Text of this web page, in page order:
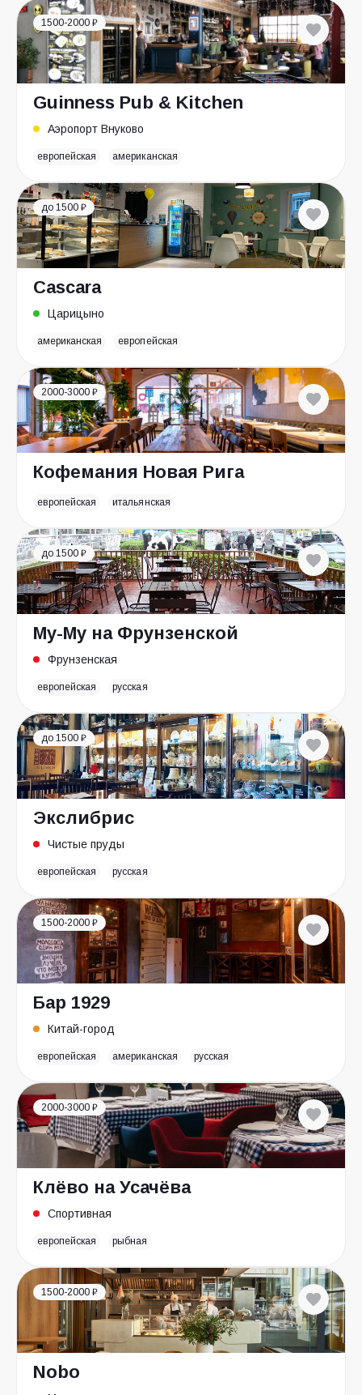
1500-2000 ₽
Guinness Pub & Kitchen
Аэропорт Внуково
европейская американская
до 1500 ₽
Cascara
Царицыно
американская европейская
2000-3000 ₽
Кофемания Новая Рига
европейская итальянская
до 1500 ₽
Му-Му на Фрунзенской
Фрунзенская
европейская русская
до 1500 ₽
Экслибрис
Чистые пруды
европейская русская
1500-2000 ₽
Бар 1929
Китай-город
европейская американская русская
2000-3000 ₽
Клёво на Усачёва
Спортивная
европейская рыбная
1500-2000 ₽
Nobo